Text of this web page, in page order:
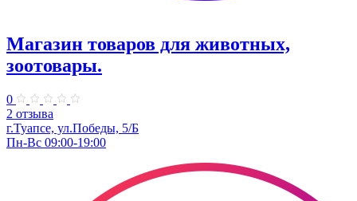
Магазин товаров для животных,
зоотовары.
0
2 отзыва
г.Туапсе, ул.​Победы, 5/Б
Пн-Вс 09:00-19:00